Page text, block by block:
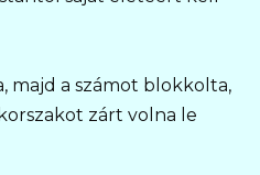
majd a számot blokkolta,
zárt volna le